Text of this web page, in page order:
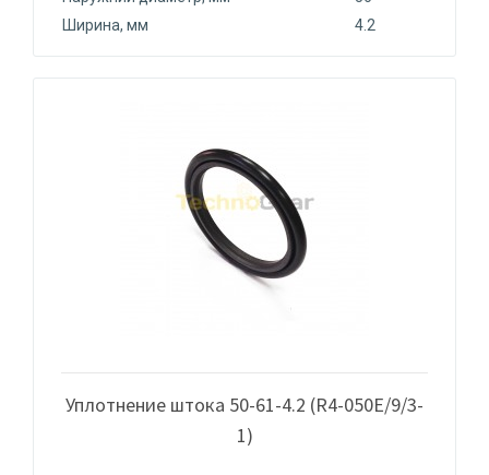
Ширина, мм
4.2
Уплотнение штока 50-61-4.2 (R4-050Е/9/3-
1)